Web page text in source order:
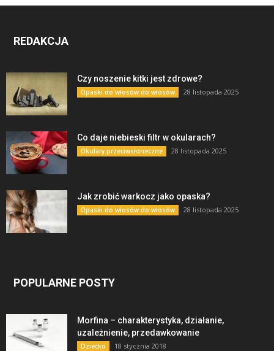
REDAKCJA
Czy noszenie kitki jest zdrowe?
Opaski do włosów do włosów 28 listopada 2025
Co daje niebieski filtr w okularach?
Okulary przeciwsłoneczne 28 listopada 2025
Jak zrobić warkocz jako opaska?
Opaski do włosów do włosów 28 listopada 2025
POPULARNE POSTY
Morfina – charakterystyka, działanie,
uzależnienie, przedawkowanie
Dziecko 18 stycznia 2018